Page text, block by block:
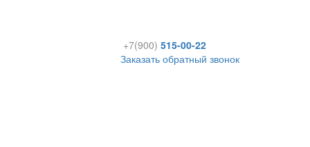
+7(900) 515-00-22
Заказать обратный звонок